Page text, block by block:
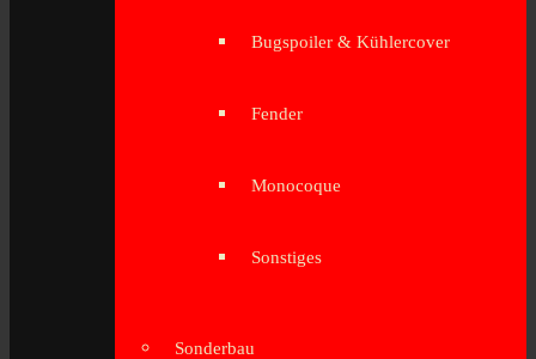
Bugspoiler & Kühlercover
Fender
Monocoque
Sonstiges
Sonderbau